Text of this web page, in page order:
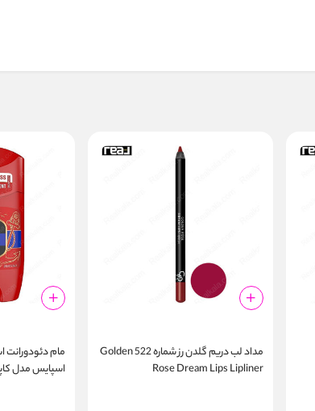
مداد لب دریم گلدن رز شماره 522 Golden
Rose Dream Lips Lipliner
مام دئودورانت